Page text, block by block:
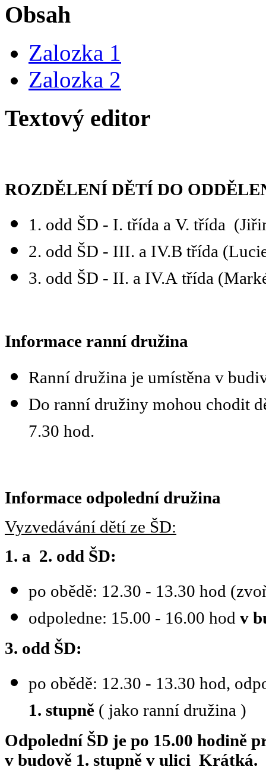
Obsah
Zalozka 1
Zalozka 2
Textový editor
ROZDĚLENÍ DĚTÍ DO
1. odd ŠD - I. třída a V. třída
2. odd ŠD - III. a IV.B třída
3. odd ŠD - II. a IV.A třída
Informace ranní družina
Ranní družina je umístěna v
Do ranní družiny mohou chodit
7.30 hod.
Informace odpolední družina
Vyzvedávání dětí ze ŠD:
1. a 2. odd ŠD:
po obědě: 12.30 - 13.30 hod
odpoledne: 15.00 - 16.00 hod v
3. odd ŠD:
po obědě: 12.30 - 13.30 hod,
1. stupně ( jako ranní družina )
Odpolední ŠD je po 15.00 hodině
v budově 1. stupně v ulici Krátká.